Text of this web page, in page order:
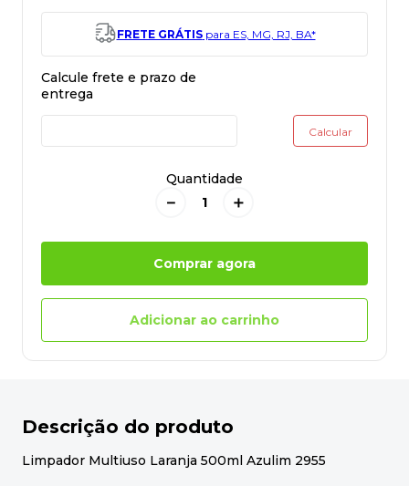
FRETE GRÁTISpara ES, MG, RJ, BA*
Quantidade
＋
－
Comprar agora
Adicionar ao carrinho
Descrição do produto
Limpador Multiuso Laranja 500ml Azulim 2955